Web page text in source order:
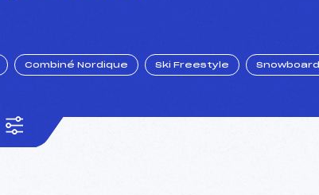
Combiné Nordique Ski Freestyle Snowboard